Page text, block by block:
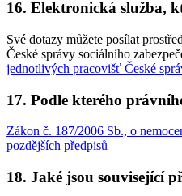
16. Elektronická služba,
Své dotazy můžete posílat
České správy sociálního
jednotlivých pracovišť České
17. Podle kterého
Zákon č. 187/2006 Sb., o
pozdějších předpisů
18. Jaké jsou související